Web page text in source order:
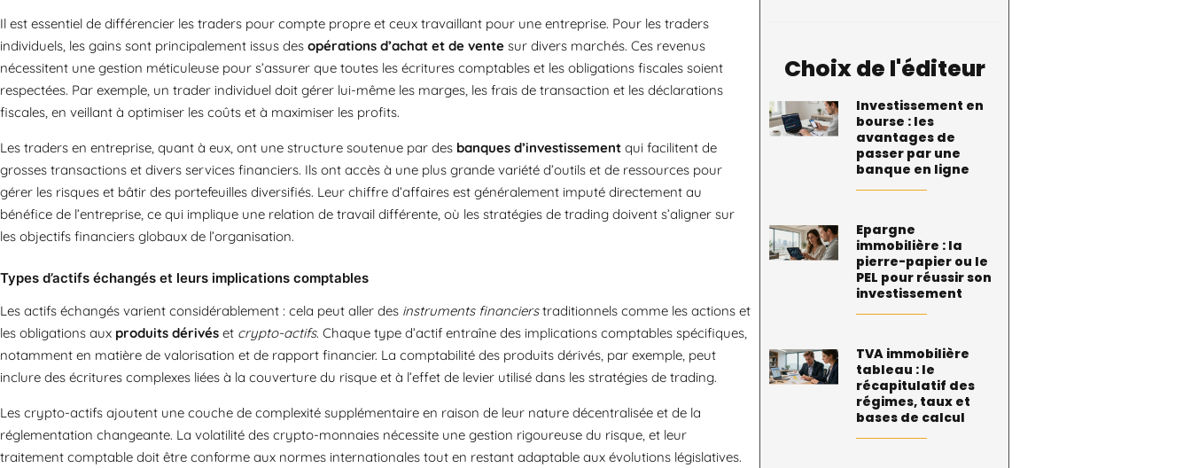
Il est essentiel de différencier les traders pour compte propre et ceux travaillant pour une entreprise. Pour les traders
individuels, les gains sont principalement issus des opérations d’achat et de vente sur divers marchés. Ces revenus
nécessitent une gestion méticuleuse pour s’assurer que toutes les écritures comptables et les obligations fiscales soient
respectées. Par exemple, un trader individuel doit gérer lui-même les marges, les frais de transaction et les déclarations
fiscales, en veillant à optimiser les coûts et à maximiser les profits.
Les traders en entreprise, quant à eux, ont une structure soutenue par des banques d’investissement qui facilitent de
grosses transactions et divers services financiers. Ils ont accès à une plus grande variété d’outils et de ressources pour
gérer les risques et bâtir des portefeuilles diversifiés. Leur chiffre d’affaires est généralement imputé directement au
bénéfice de l’entreprise, ce qui implique une relation de travail différente, où les stratégies de trading doivent s’aligner sur
les objectifs financiers globaux de l’organisation.
Types d’actifs échangés et leurs implications comptables
Les actifs échangés varient considérablement : cela peut aller des instruments financierstraditionnels comme les actions et
les obligations aux produits dérivés et crypto-actifs. Chaque type d’actif entraîne des implications comptables spécifiques,
notamment en matière de valorisation et de rapport financier. La comptabilité des produits dérivés, par exemple, peut
inclure des écritures complexes liées à la couverture du risque et à l’effet de levier utilisé dans les stratégies de trading.
Les crypto-actifs ajoutent une couche de complexité supplémentaire en raison de leur nature décentralisée et de la
réglementation changeante. La volatilité des crypto-monnaies nécessite une gestion rigoureuse du risque, et leur
traitement comptable doit être conforme aux normes internationales tout en restant adaptable aux évolutions législatives.
Choix de l'éditeur
Investissement en
bourse : les
avantages de
passer par une
banque en ligne
Epargne
immobilière : la
pierre-papier ou le
PEL pour réussir son
investissement
TVA immobilière
tableau : le
récapitulatif des
régimes, taux et
bases de calcul